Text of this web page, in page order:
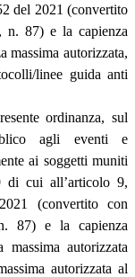
del 2021 (convertito
n. 87) e la capienza
massima autorizzata,
linee guida anti
ordinanza, sul
agli eventi e
ai soggetti muniti
di cui all’articolo 9,
(convertito con
87) e la capienza
autorizzata
autorizzata al